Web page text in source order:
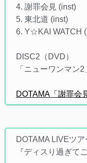
4. 謝罪会見 (inst)
5. 東北道 (inst)
6. Y☆KAI WATCH
DISC2（DVD）
「ニューワンマン
DOTAMA「謝罪会
DOTAMA LIVEツ
『ディスり過ぎて